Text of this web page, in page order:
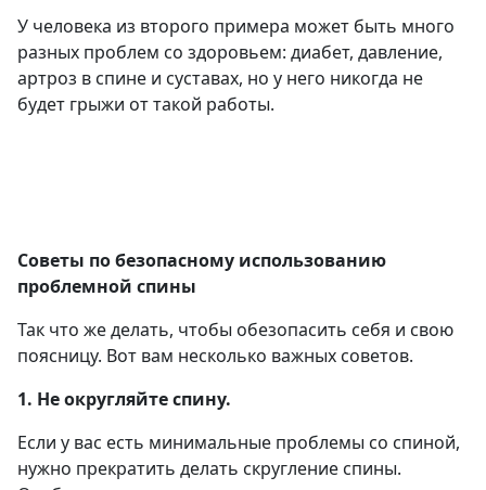
У человека из второго примера может быть много
разных проблем со здоровьем: диабет, давление,
артроз в спине и суставах, но у него никогда не
будет грыжи от такой работы.
Советы по безопасному использованию
проблемной спины
Так что же делать, чтобы обезопасить себя и свою
поясницу. Вот вам несколько важных советов.
1. Не округляйте спину.
Если у вас есть минимальные проблемы со спиной,
нужно прекратить делать скругление спины.